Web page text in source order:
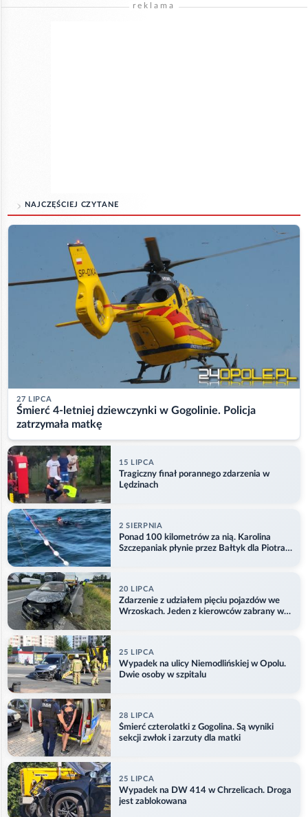
reklama
NAJCZĘŚCIEJ CZYTANE
27 LIPCA
Śmierć 4-letniej dziewczynki w Gogolinie. Policja
zatrzymała matkę
15 LIPCA
Tragiczny finał porannego zdarzenia w
Lędzinach
2 SIERPNIA
Ponad 100 kilometrów za nią. Karolina
Szczepaniak płynie przez Bałtyk dla Piotra.
20 LIPCA
Zdarzenie z udziałem pięciu pojazdów we
Wrzoskach. Jeden z kierowców zabrany w
25 LIPCA
Wypadek na ulicy Niemodlińskiej w Opolu.
Dwie osoby w szpitalu
28 LIPCA
Śmierć czterolatki z Gogolina. Są wyniki
sekcji zwłok i zarzuty dla matki
25 LIPCA
Wypadek na DW 414 w Chrzelicach. Droga
jest zablokowana